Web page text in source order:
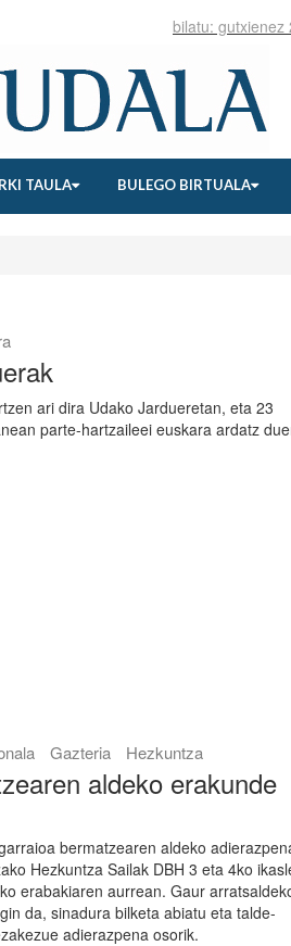
TAULA BULEGO BIRTUALA
ari dira Udako Jardueretan, eta 23
parte-hartzaileei euskara ardatz
Gazteria Hezkuntza
aldeko erakunde
bermatzearen aldeko
Hezkuntza Sailak DBH 3 eta 4ko
erabakiaren aurrean. Gaur
da, sinadura bilketa abiatu eta talde-
adierazpena osorik.